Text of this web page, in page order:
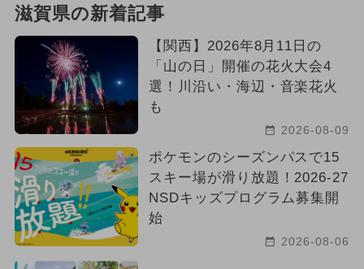
滋賀県の新着記事
【関西】2026年8月11日の
「山の日」開催の花火大会4
選！川沿い・海辺・音楽花火
も
2026-08-09
ポケモンのシーズンパスで15
スキー場が滑り放題！2026-27
NSDキッズプログラム募集開
始
2026-08-06